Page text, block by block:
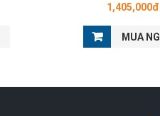
1,405,000đ
MUA